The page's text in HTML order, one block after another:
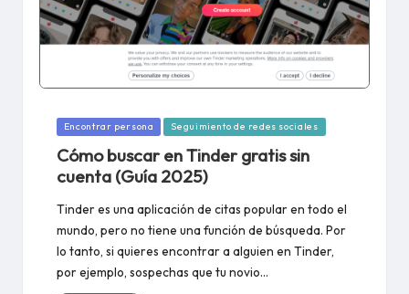
Publicado
Encontrar persona Seguimiento de redes sociales
Cómo buscar en Tinder gratis sin
cuenta (Guía 2025)
Tinder es una aplicación de citas popular en todo el
mundo, pero no tiene una función de búsqueda. Por
lo tanto, si quieres encontrar a alguien en Tinder,
por ejemplo, sospechas que tu novio…